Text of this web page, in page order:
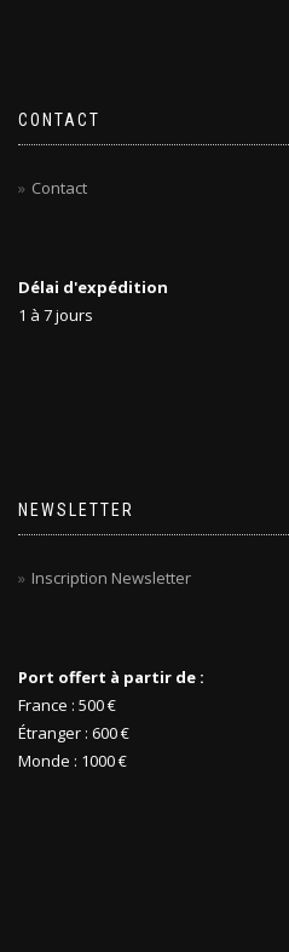
CONTACT
Contact
Délai d'expédition
1 à 7 jours
NEWSLETTER
Inscription Newsletter
Port offert à partir de :
France : 500 €
Étranger : 600 €
Monde : 1000 €